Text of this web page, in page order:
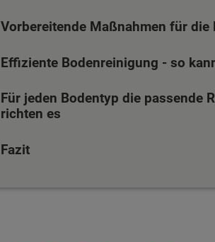
Vorbereitende Maßnahmen für die
Effiziente Bodenreinigung - so
Für jeden Bodentyp die passende
richten es
Fazit